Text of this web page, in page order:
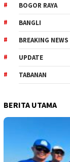
BOGOR RAYA
BANGLI
BREAKING NEWS
UPDATE
TABANAN
BERITA UTAMA